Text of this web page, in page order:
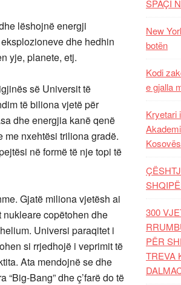
lëshojnë energji
dhe hedhin
yje, planete, etj.
së Universit të
të biliona vjetë për
dhe energjia kanë qenë
me nxehtësi triliona gradë.
në formë të nje topi të
Gjatë miliona vjetësh ai
copëtohen dhe
Universi paraqitet i
si rrjedhojë i veprimit të
Ata mendojnë se dhe
“Big-Bang” dhe ç’farë do të
SPAÇI
New
botën
Kodi
e gjalla
Kryetari
Kosovës
300
PËR
TREVA